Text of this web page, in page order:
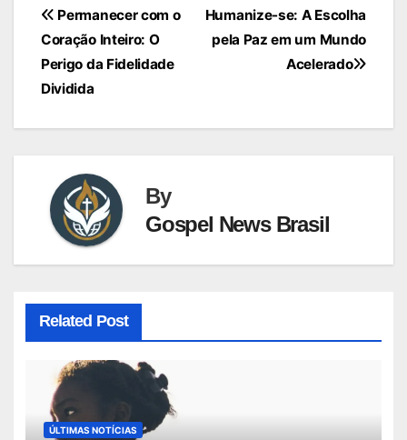
Navegação
de
Post
Humanize-se: A Escolha
pela Paz em um Mundo
Acelerado
Permanecer com o
Coração Inteiro: O
Perigo da Fidelidade
Dividida
By
Gospel News Brasil
Related Post
ÚLTIMAS NOTÍCIAS